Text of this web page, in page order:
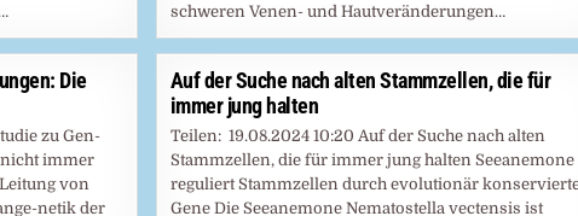
schweren Venen- und Hautveränderungen…
Die
zu Gen-
nicht immer
von
netik der
Auf der Suche nach alten Stammzellen, die für
immer jung halten
Teilen: 19.08.2024 10:20 Auf der Suche nach alten
Stammzellen, die für immer jung halten Seeanemone
reguliert Stammzellen durch evolutionär
Gene Die Seeanemone Nematostella vectensis ist